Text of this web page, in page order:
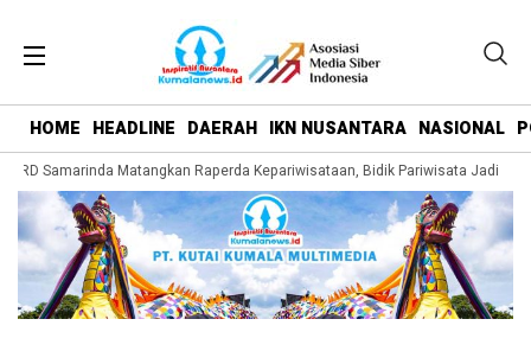
HOME HEADLINE DAERAH IKN NUSANTARA NASIONAL
Samarinda Matangkan Raperda Kepariwisataan, Bidik Pariwisata Jadi